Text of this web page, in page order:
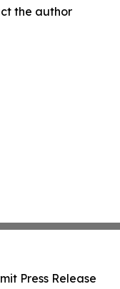
the author
Press Release